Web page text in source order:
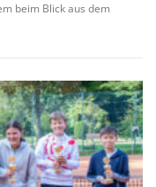
beim Blick aus dem